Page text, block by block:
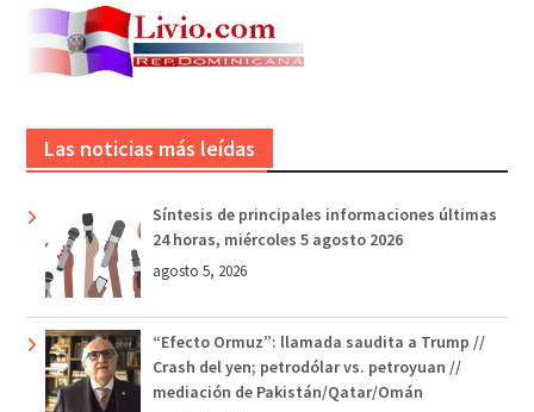
Las noticias más leídas
Síntesis de principales informaciones últimas
24 horas, miércoles 5 agosto 2026
agosto 5, 2026
“Efecto Ormuz”: llamada saudita a Trump //
Crash del yen; petrodólar vs. petroyuan //
mediación de Pakistán/Qatar/Omán